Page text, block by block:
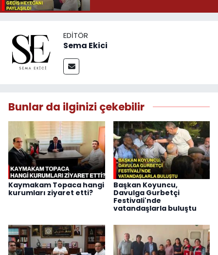
EDITÖR
Sema Ekici
Bunlar da ilginizi çekebilir
Kaymakam Topaca hangi
kurumları ziyaret etti?
Başkan Koyuncu,
Davulga Gurbetçi
Festivali'nde
vatandaşlarla buluştu